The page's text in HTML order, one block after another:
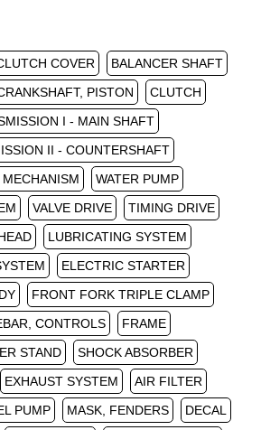
COVER
BALANCER SHAFT
PISTON
CLUTCH
I - MAIN SHAFT
II - COUNTERSHAFT
WATER PUMP
VALVE DRIVE
TIMING DRIVE
LUBRICATING SYSTEM
ELECTRIC STARTER
FRONT FORK TRIPLE CLAMP
CONTROLS
FRAME
STAND
SHOCK ABSORBER
EXHAUST SYSTEM
AIR FILTER
PUMP MASK, FENDERS
DECAL